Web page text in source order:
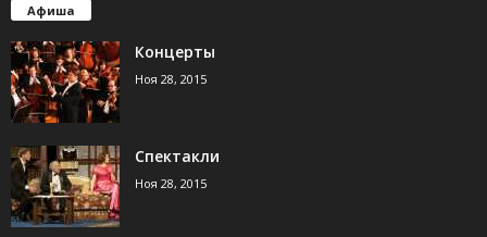
Афиша
Концерты
Ноя 28, 2015
Спектакли
Ноя 28, 2015